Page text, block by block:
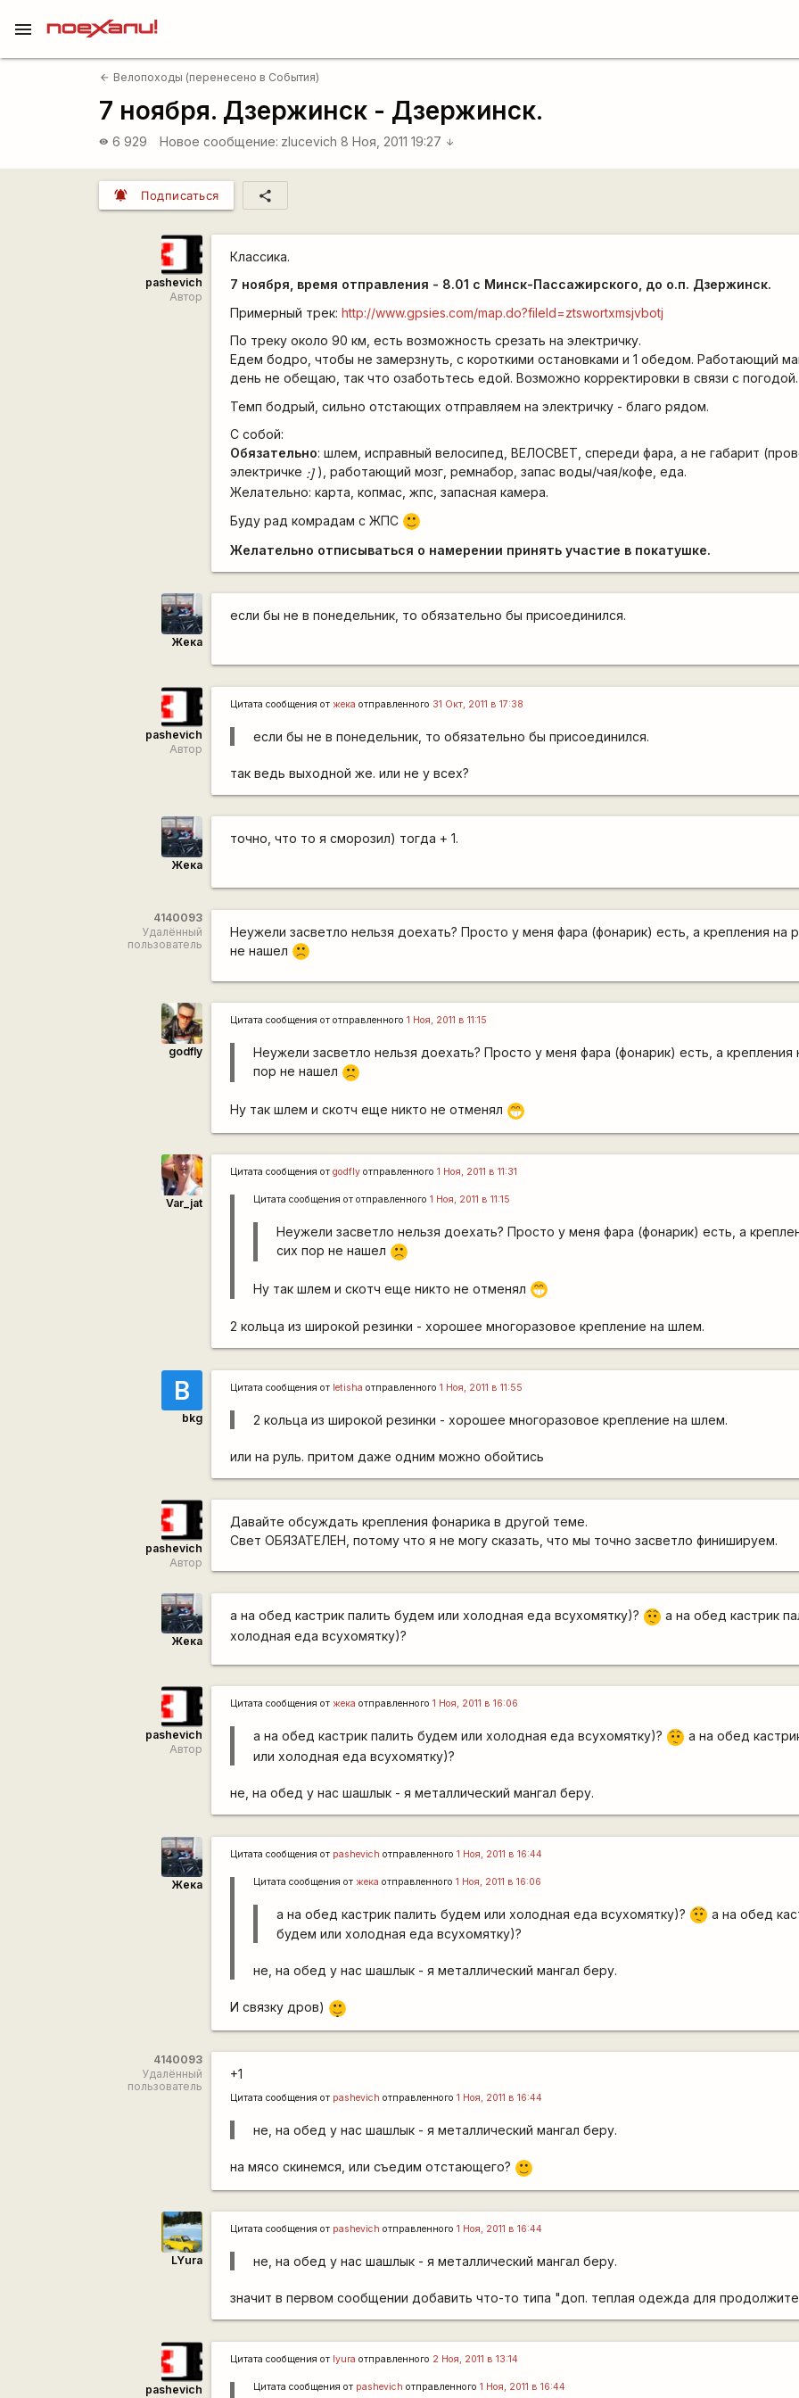
menu
arrow_back Велопоходы (перенесено в События)
7 ноября. Дзержинск - Дзержинск.
visibility 6 929 Новое сообщение: zlucevich 8 Ноя, 2011 19:27 arrow_downward
notifications_active Подписаться share
pashevich
Автор
Классика.
7 ноября, время отправления - 8.01 с Минск-Пассажирского, до о.п. Дзержинск.
Примерный трек:http://www.gpsies.com/map.do?fileId=ztswortxmsjvbotj
По треку около 90 км, есть возможность срезать на электричку.
Едем бодро, чтобы не замерзнуть, с короткими остановками и 1 обедом. Работающий
день не обещаю, так что озаботьтесь едой. Возможно корректировки в связи с погодой.
Темп бодрый, сильно отстающих отправляем на электричку - благо рядом.
С собой:
Обязательно: шлем, исправный велосипед, ВЕЛОСВЕТ, спереди фара, а не габарит
электричке :]), работающий мозг, ремнабор, запас воды/чая/кофе, еда.
Желательно: карта, копмас, жпс, запасная камера.
Буду рад комрадам с ЖПС :)
Желательно отписываться о намерении принять участие в покатушке.
Жека
если бы не в понедельник, то обязательно бы присоединился.
pashevich
Автор
Цитата сообщения отжека отправленного 31 Окт, 2011 в 17:38
если бы не в понедельник, то обязательно бы присоединился.
так ведь выходной же. или не у всех?
Жека
точно, что то я сморозил) тогда + 1.
4140093
Удалённый
пользователь
Неужели засветло нельзя доехать? Просто у меня фара (фонарик) есть, а крепления на
не нашел
:(
godfly
Цитата сообщения ототправленного1 Ноя, 2011 в 11:15
Неужели засветло нельзя доехать? Просто у меня фара (фонарик) есть, а крепления
пор не нашел
:(
Ну так шлем и скотч еще никто не отменял ;D
Var_jat
Цитата сообщения отgodfly отправленного1 Ноя, 2011 в 11:31
Цитата сообщения ототправленного1 Ноя, 2011 в 11:15
Неужели засветло нельзя доехать? Просто у меня фара (фонарик) есть, а
сих пор не нашел
:(
Ну так шлем и скотч еще никто не отменял ;D
2 кольца из широкой резинки - хорошее многоразовое крепление на шлем.
B
bkg
Цитата сообщения от letisha отправленного1 Ноя, 2011 в 11:55
2 кольца из широкой резинки - хорошее многоразовое крепление на шлем.
или на руль. притом даже одним можно обойтись
pashevich
Автор
Давайте обсуждать крепления фонарика в другой теме.
Свет ОБЯЗАТЕЛЕН, потому что я не могу сказать, что мы точно засветло финишируем.
Жека
а на обед кастрик палить будем или холодная еда всухомятку)? :-/ а на обед кастрик
холодная еда всухомятку)?
pashevich
Автор
Цитата сообщения отжека отправленного1 Ноя, 2011 в 16:06
а на обед кастрик палить будем или холодная еда всухомятку)? :-/ а на обед
или холодная еда всухомятку)?
не, на обед у нас шашлык - я металлический мангал беру.
Жека
Цитата сообщения от pashevich отправленного1 Ноя, 2011 в 16:44
Цитата сообщения отжека отправленного1 Ноя, 2011 в 16:06
а на обед кастрик палить будем или холодная еда всухомятку)? :-/ а на обед
будем или холодная еда всухомятку)?
не, на обед у нас шашлык - я металлический мангал беру.
И связку дров)
|-)
_)
4140093
Удалённый
пользователь
+1
Цитата сообщения от pashevich отправленного1 Ноя, 2011 в 16:44
не, на обед у нас шашлык - я металлический мангал беру.
на мясо скинемся, или съедим отстающего? :)
LYura
Цитата сообщения от pashevich отправленного1 Ноя, 2011 в 16:44
не, на обед у нас шашлык - я металлический мангал беру.
значит в первом сообщении добавить что-то типа "доп. теплая одежда для
pashevich
Цитата сообщения от lyura отправленного 2 Ноя, 2011 в 13:14
Цитата сообщения от pashevich отправленного1 Ноя, 2011 в 16:44